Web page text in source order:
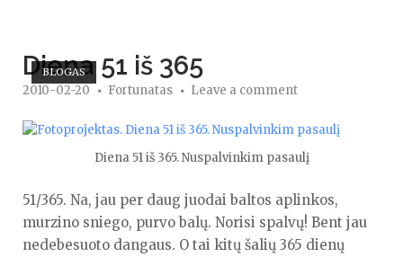
BLOGAS
Diena 51 iš 365
2010-02-20 Fortunatas Leave a comment
Diena 51 iš 365. Nuspalvinkim pasaulį
51/365. Na, jau per daug juodai baltos aplinkos,
murzino sniego, purvo balų. Norisi spalvų! Bent jau
nedebesuoto dangaus. O tai kitų šalių 365 dienų